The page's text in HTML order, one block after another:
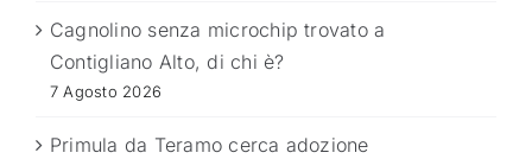
Cagnolino senza microchip trovato a
Contigliano Alto, di chi è?
7 Agosto 2026
Primula da Teramo cerca adozione